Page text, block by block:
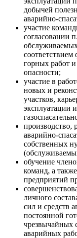
добычей
аварийно-
участие
согласовании
горных работ
опасности;
участие в
новых и
участков,
эксплуатации
производство,
аварийно-
собственных
обучение
команд, а
предприятий
личного
сил и средств
постоянной
чрезвычайных
аварийных